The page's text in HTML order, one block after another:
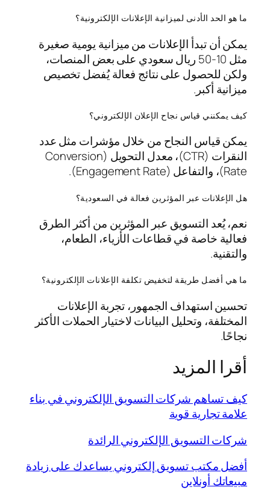
ما هو الحد الأدنى لميزانية الإعلانات الإلكترونية؟
يمكن أن تبدأ الإعلانات من ميزانية يومية صغيرة
مثل 10-50 ريال سعودي على بعض المنصات،
ولكن للحصول على نتائج فعالة يُفضل تخصيص
ميزانية أكبر.
كيف يمكنني قياس نجاح الإعلان الإلكتروني؟
يمكن قياس النجاح من خلال مؤشرات مثل عدد
النقرات (CTR)، معدل التحويل (Conversion
Rate)، والتفاعل (Engagement Rate).
هل الإعلانات عبر المؤثرين فعالة في السعودية؟
نعم، يُعد التسويق عبر المؤثرين من أكثر الطرق
فعالية خاصة في قطاعات الأزياء، الطعام،
والتقنية.
ما هي أفضل طريقة لتخفيض تكلفة الإعلانات الإلكترونية؟
تحسين استهداف الجمهور، تجربة الإعلانات
المختلفة، وتحليل البيانات لاختيار الحملات الأكثر
نجاحًا.
أقرا المزيد
كيف تساهم شركات التسويق الإلكتروني في بناء
علامة تجارية قوية
شركات التسويق الإلكتروني الرائدة
أفضل مكتب تسويق إلكتروني يساعدك على زيادة
مبيعاتك أونلاين